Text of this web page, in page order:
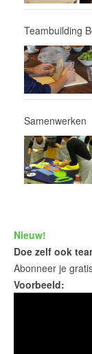
Teambuilding
Samenwerken
Nieuw!
Doe zelf ook
Abonneer je
Voorbeeld: